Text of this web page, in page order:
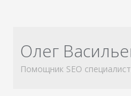
Олег
Помощник SEO